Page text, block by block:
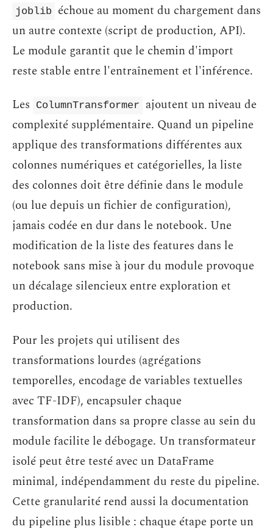
joblib
échoue au moment du chargement dans
un autre contexte (script de production, API).
Le module garantit que le chemin d'import
reste stable entre l'entraînement et l'inférence.
Les
ColumnTransformer
ajoutent un niveau de
complexité supplémentaire. Quand un pipeline
applique des transformations différentes aux
colonnes numériques et catégorielles, la liste
des colonnes doit être définie dans le module
(ou lue depuis un fichier de configuration),
jamais codée en dur dans le notebook. Une
modification de la liste des features dans le
notebook sans mise à jour du module provoque
un décalage silencieux entre exploration et
production.
Pour les projets qui utilisent des
transformations lourdes (agrégations
temporelles, encodage de variables textuelles
avec TF-IDF), encapsuler chaque
transformation dans sa propre classe au sein du
module facilite le débogage. Un transformateur
isolé peut être testé avec un DataFrame
minimal, indépendamment du reste du pipeline.
Cette granularité rend aussi la documentation
du pipeline plus lisible : chaque étape porte un